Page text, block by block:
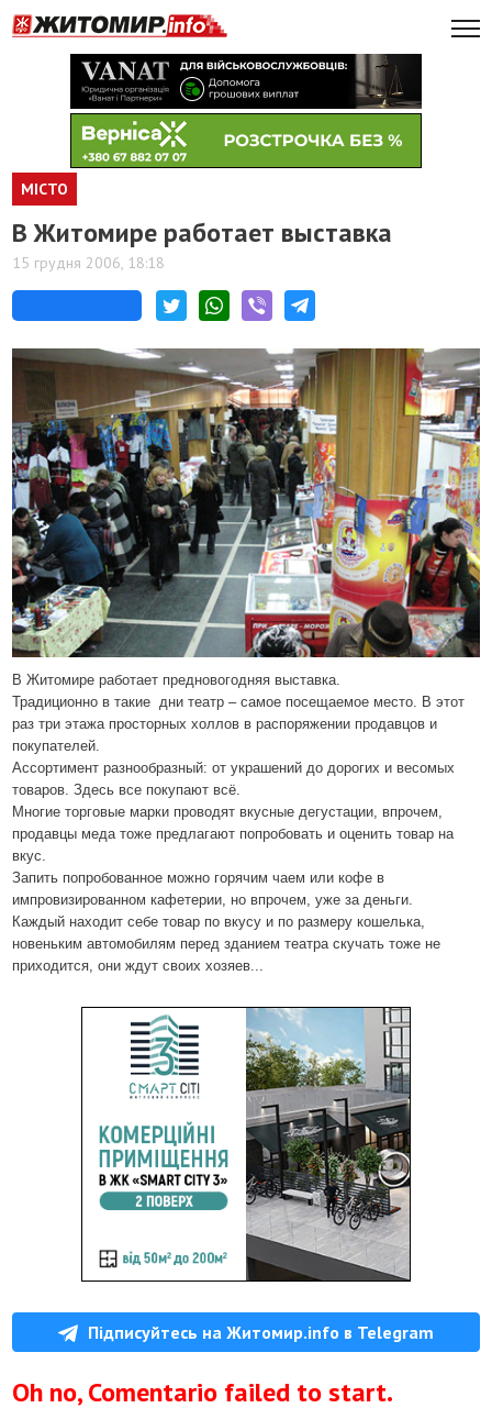
МІСТО
В Житомире работает выставка
15 грудня 2006, 18:18
В Житомире работает предновогодняя выставка.
Традиционно в такие дни театр – самое посещаемое место. В этот
раз три этажа просторных холлов в распоряжении продавцов и
покупателей.
Ассортимент разнообразный: от украшений до дорогих и весомых
товаров. Здесь все покупают всё.
Многие торговые марки проводят вкусные дегустации, впрочем,
продавцы меда тоже предлагают попробовать и оценить товар на
вкус.
Запить попробованное можно горячим чаем или кофе в
импровизированном кафетерии, но впрочем, уже за деньги.
Каждый находит себе товар по вкусу и по размеру кошелька,
новеньким автомобилям перед зданием театра скучать тоже не
приходится, они ждут своих хозяев...
Підписуйтесь на Житомир.info в Telegram
Oh no, Comentario failed to start.